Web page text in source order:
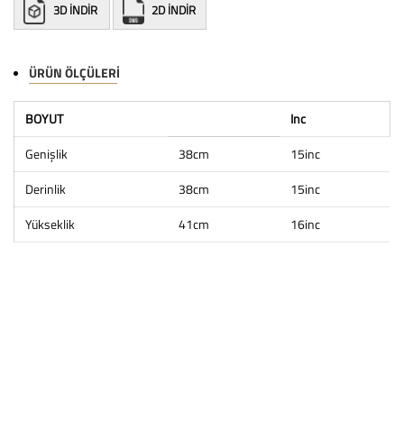
3D İNDİR 2D İNDİR
ÜRÜN ÖLÇÜLERI
BOYUT
Inc
Genişlik
38cm
15inc
Derinlik
38cm
15inc
Yükseklik
41cm 16inc